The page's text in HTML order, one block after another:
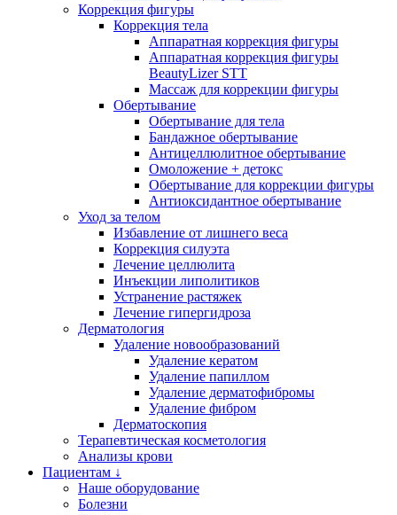
Коррекция фигуры
Коррекция тела
Аппаратная коррекция фигуры
Аппаратная коррекция фигуры
BeautyLizer STT
Массаж для коррекции фигуры
Обертывание
Обертывание для тела
Бандажное обертывание
Антицеллюлитное обертывание
Омоложение + детокс
Обертывание для коррекции фигуры
Антиоксидантное обертывание
Уход за телом
Избавление от лишнего веса
Коррекция силуэта
Лечение целлюлита
Инъекции липолитиков
Устранение растяжек
Лечение гипергидроза
Дерматология
Удаление новообразований
Удаление кератом
Удаление папиллом
Удаление дерматофибромы
Удаление фибром
Дерматоскопия
Терапевтическая косметология
Анализы крови
Пациентам ↓
Наше оборудование
Болезни